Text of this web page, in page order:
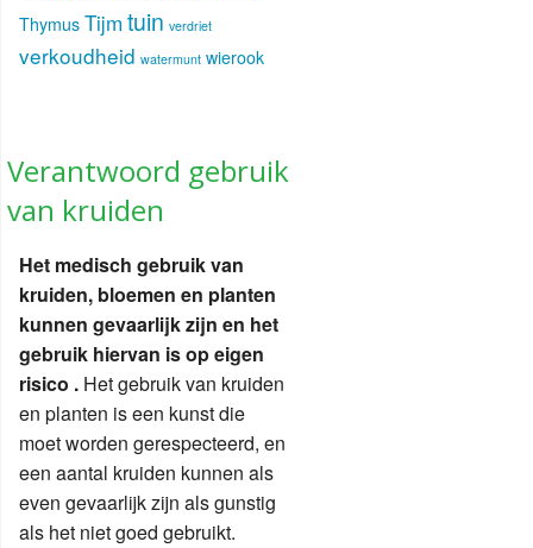
Thymus Tijm tuin verdriet
verkoudheid watermunt wierook
Verantwoord gebruik
van kruiden
Het medisch gebruik van
kruiden, bloemen en planten
kunnen gevaarlijk zijn en het
gebruik hiervan is op eigen
risico . Het gebruik van kruiden
en planten is een kunst die
moet worden gerespecteerd, en
een aantal kruiden kunnen als
even gevaarlijk zijn als gunstig
als het niet goed gebruikt.